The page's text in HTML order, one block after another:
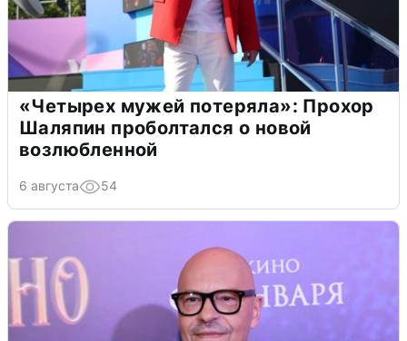
«Четырех мужей потеряла»: Прохор
Шаляпин проболтался о новой
возлюбленной
6 августа 54